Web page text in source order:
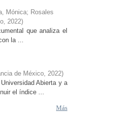
Mónica; Rosales
, 2022)
que analiza el
la ...
de México, 2022)
Abierta y a
el índice ...
Más